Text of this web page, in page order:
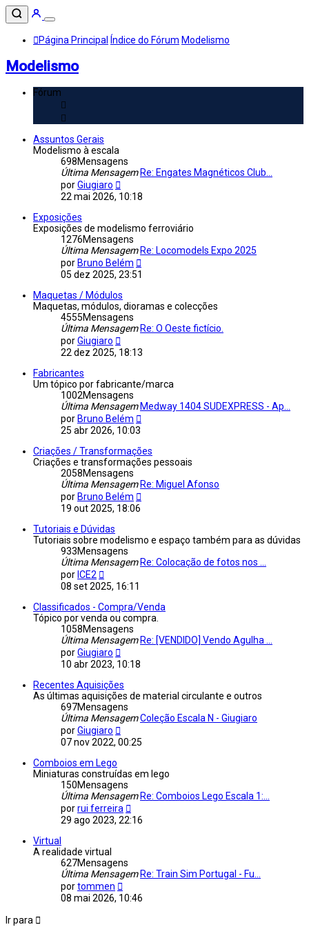
Página Principal Índice do Fórum Modelismo
Modelismo
Fórum
Assuntos Gerais
Modelismo à escala
698Mensagens
Última Mensagem Re: Engates Magnéticos Club...
porGiugiaro
a
22 mai 2026, 10:18
Exposições
Exposições de modelismo ferroviário
1276Mensagens
Última Mensagem Re: Locomodels Expo 2025
por Bruno Belém
05 dez 2025, 23:51
Maquetas / Módulos
Maquetas, módulos, dioramas e colecções
4555Mensagens
Última Mensagem Re: O Oeste fictício.
porGiugiaro
a
22 dez 2025, 18:13
Fabricantes
Um tópico por fabricante/marca
1002Mensagens
Última Mensagem Medway 1404 SUDEXPRESS - Ap...
por Bruno Belém
Mensagem
25 abr 2026, 10:03
Criações / Transformações
Criações e transformações pessoais
2058Mensagens
Última Mensagem Re: Miguel Afonso
por Bruno Belém
19 out 2025, 18:06
Tutoriais e Dúvidas
Tutoriais sobre modelismo e espaço também para as dúvidas
933Mensagens
Última Mensagem Re: Colocação de fotos nos ...
por ICE2
a
última
Mensagem
08 set 2025, 16:11
Classificados - Compra/Venda
Tópico por venda ou compra.
1058Mensagens
Última Mensagem Re: [VENDIDO] Vendo Agulha ...
porGiugiaro
a
Mensagem
10 abr 2023, 10:18
Recentes Aquisições
As últimas aquisições de material circulante e outros
697Mensagens
Última MensagemColeção Escala N - Giugiaro
porGiugiaro
a
07 nov 2022, 00:25
Comboios em Lego
Miniaturas construídas em lego
150Mensagens
Última Mensagem Re: Comboios Lego Escala 1:...
porrui ferreira
a
29 ago 2023, 22:16
Virtual
A realidade virtual
627Mensagens
Última Mensagem Re: Train Sim Portugal - Fu...
portommen
a
08 mai 2026, 10:46
Ir para